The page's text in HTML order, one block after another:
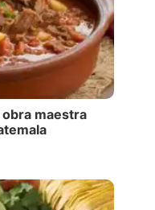
obra maestra